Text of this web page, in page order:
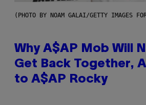
(PHOTO BY NOAM GALAI/GETTY IMAGES
Why A$AP Mob Will
Get Back Together,
to A$AP Rocky